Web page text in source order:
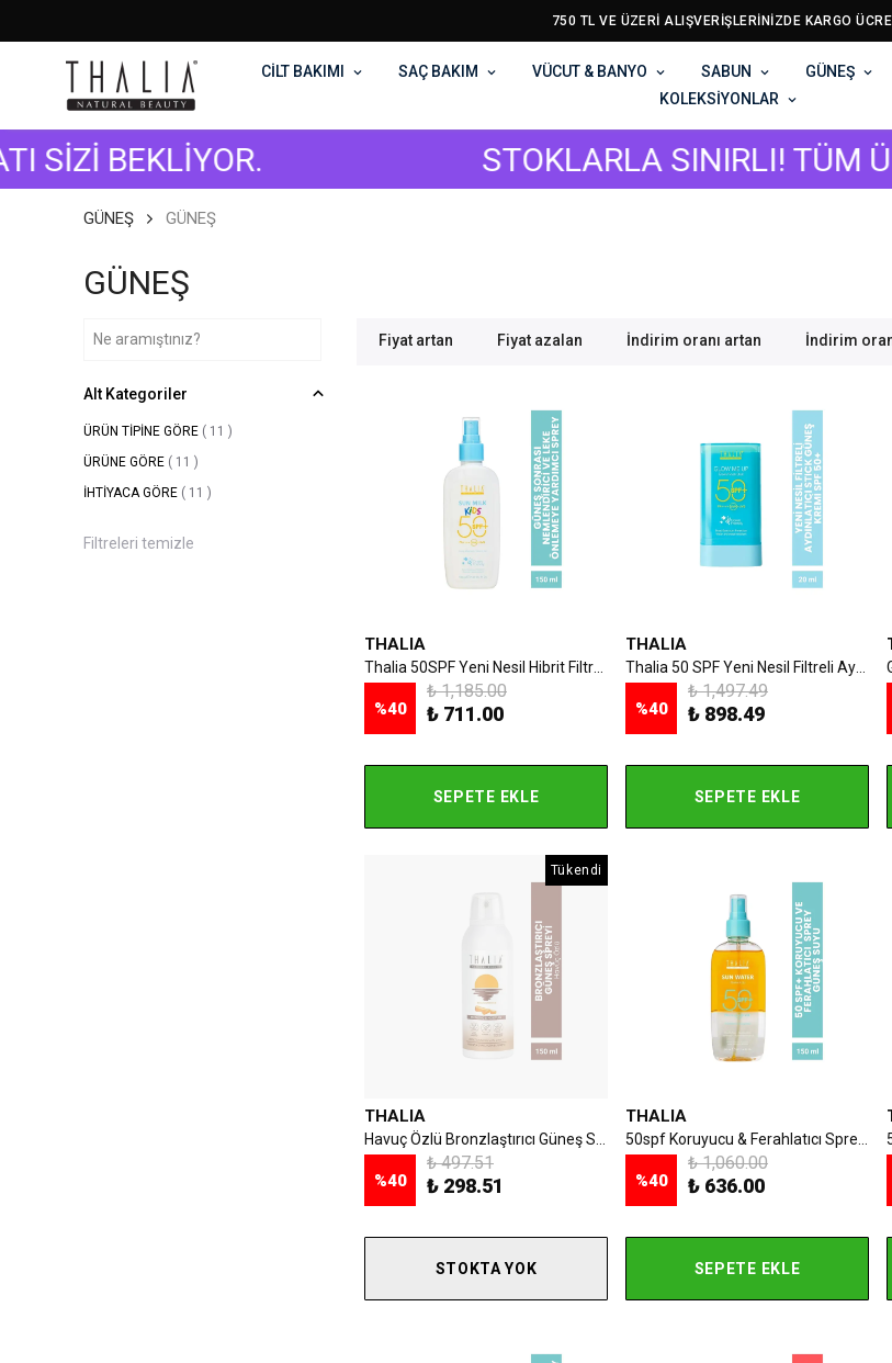
750 TL VE ÜZERİ ALIŞVERİŞLERİNİZDE KARGO
CİLT BAKIMI SAÇ BAKIM VÜCUT & BANYO SABUN GÜNEŞ
KOLEKSİYONLAR
BEKLİYOR. STOKLARLA SINIRLI! TÜM
GÜNEŞ GÜNEŞ
GÜNEŞ
Fiyat artan Fiyat azalan İndirim oranı artan İndirim
Alt Kategoriler
ÜRÜN TİPİNE GÖRE ( 11 )
ÜRÜNE GÖRE ( 11 )
İHTİYACA GÖRE ( 11 )
Filtreleri temizle
THALIA
%40
₺ 1,185.00
₺ 711.00
SEPETE EKLE
THALIA
%40
₺ 1,497.49
₺ 898.49
SEPETE EKLE
Tükendi
THALIA
%40
₺ 497.51
₺ 298.51
STOKTA YOK
THALIA
%40
₺ 1,060.00
₺ 636.00
SEPETE EKLE